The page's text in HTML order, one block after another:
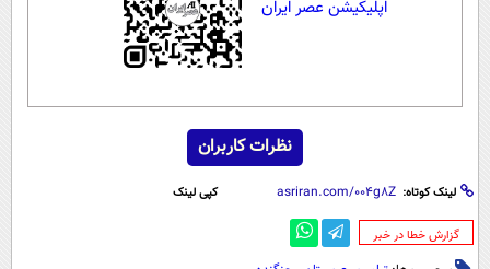
اپلیکیشن عصر ایران
نظرات کاربران
لینک کوتاه: کپی لینک
‌گزارش خطا در خبر